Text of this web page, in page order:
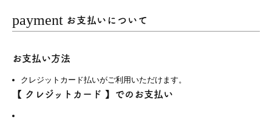
payment お支払いについて
お支払い方法
クレジットカード払いがご利用いただけます。
【 クレジットカード 】でのお支払い